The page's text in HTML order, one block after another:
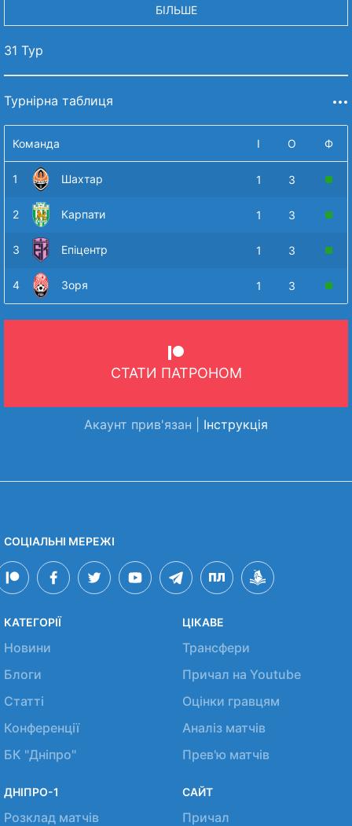
БІЛЬШЕ
31 Тур
Турнірна таблиця
Команда І О Ф
1 Шахтар 1 3
2 Карпати 1 3
3 Епіцентр 1 3
4 Зоря 1 3
СТАТИ ПАТРОНОМ
Акаунт прив'язан | Інструкція
СОЦІАЛЬНІ МЕРЕЖІ
КАТЕГОРІЇ
Новини
Блоги
Статті
Конференції
БК "Дніпро"
ЦІКАВЕ
Трансфери
Причал на Youtube
Оцінки гравцям
Аналіз матчів
Прев'ю матчів
ДНІПРО-1
Розклад матчів
САЙТ
Причал